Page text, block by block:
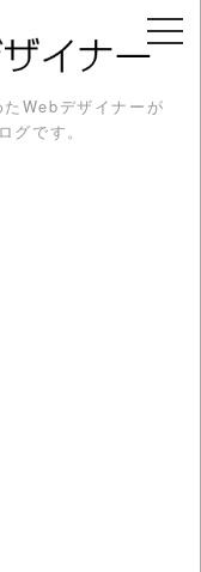
Webデザイナーが
グです。